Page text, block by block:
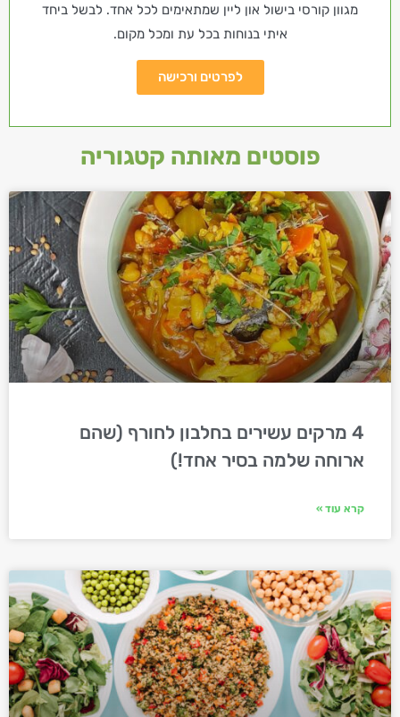
מגוון קורסי בישול און ליין שמתאימים לכל אחד. לבשל ביחד
איתי בנוחות בכל עת ומכל מקום.
לפרטים ורכישה
פוסטים מאותה קטגוריה
4 מרקים עשירים בחלבון לחורף (שהם
ארוחה שלמה בסיר אחד!)
קרא עוד »